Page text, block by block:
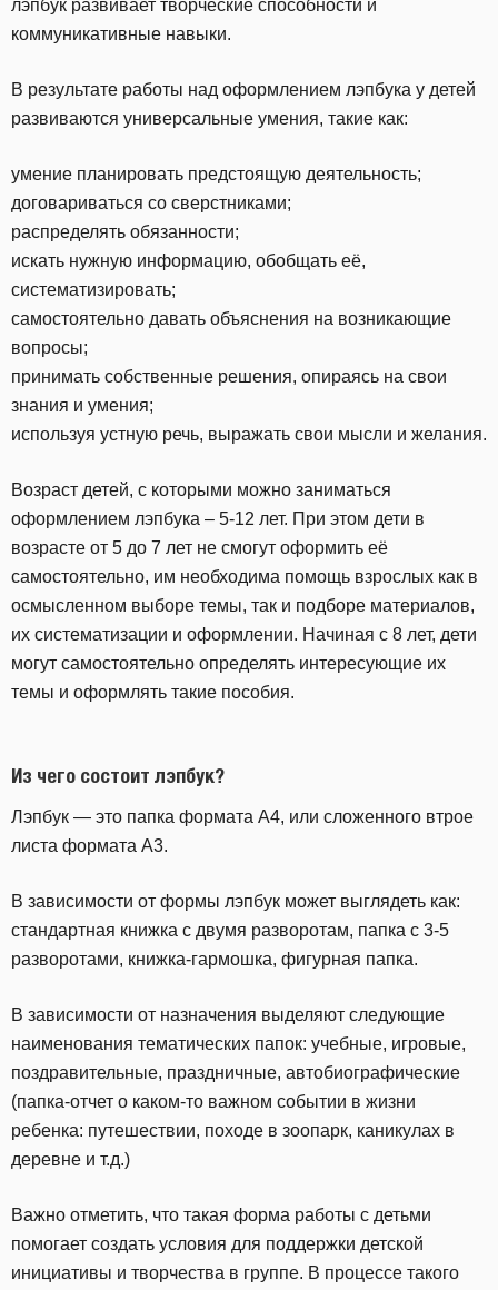
лэпбук развивает творческие способности и
коммуникативные навыки.
В результате работы над оформлением лэпбука у детей
развиваются универсальные умения, такие как:
умение планировать предстоящую деятельность;
договариваться со сверстниками;
распределять обязанности;
искать нужную информацию, обобщать её,
систематизировать;
самостоятельно давать объяснения на возникающие
вопросы;
принимать собственные решения, опираясь на свои
знания и умения;
используя устную речь, выражать свои мысли и желания.
Возраст детей, с которыми можно заниматься
оформлением лэпбука – 5-12 лет. При этом дети в
возрасте от 5 до 7 лет не смогут оформить её
самостоятельно, им необходима помощь взрослых как в
осмысленном выборе темы, так и подборе материалов,
их систематизации и оформлении. Начиная с 8 лет, дети
могут самостоятельно определять интересующие их
темы и оформлять такие пособия.
Из чего состоит лэпбук?
Лэпбук — это папка формата А4, или сложенного втрое
листа формата А3.
В зависимости от формы лэпбук может выглядеть как:
стандартная книжка с двумя разворотам, папка с 3-5
разворотами, книжка-гармошка, фигурная папка.
В зависимости от назначения выделяют следующие
наименования тематических папок: учебные, игровые,
поздравительные, праздничные, автобиографические
(папка-отчет о каком-то важном событии в жизни
ребенка: путешествии, походе в зоопарк, каникулах в
деревне и т.д.)
Важно отметить, что такая форма работы с детьми
помогает создать условия для поддержки детской
инициативы и творчества в группе. В процессе такого